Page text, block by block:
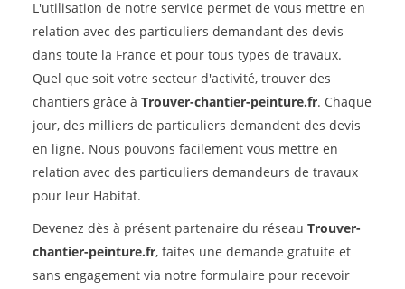
L'utilisation de notre service permet de vous mettre en
relation avec des particuliers demandant des devis
dans toute la France et pour tous types de travaux.
Quel que soit votre secteur d'activité, trouver des
chantiers grâce à Trouver-chantier-peinture.fr. Chaque
jour, des milliers de particuliers demandent des devis
en ligne. Nous pouvons facilement vous mettre en
relation avec des particuliers demandeurs de travaux
pour leur Habitat.
Devenez dès à présent partenaire du réseau Trouver-
chantier-peinture.fr, faites une demande gratuite et
sans engagement via notre formulaire pour recevoir